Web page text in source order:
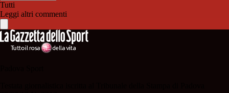
Tutti
Leggi altri commenti